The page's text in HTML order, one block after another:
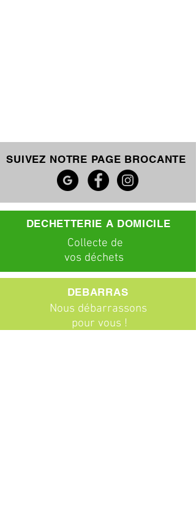
SUIVEZ NOTRE PAGE BROCANTE
DECHETTERIE A DOMICILE
Collecte de
vos déchets
DEBARRAS
Nous débarrassons
pour vous !